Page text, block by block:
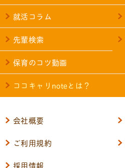
就活コラム
先輩検索
保育のコツ動画
ココキャリnoteとは？
会社概要
ご利用規約
採用情報